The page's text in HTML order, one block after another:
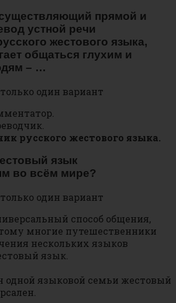
прямой и
устной речи
жестового языка,
общаться глухим и
– …
один вариант
русского жестового языка.
язык
во всём мире?
один вариант
способ общения,
многие путешественники
нескольких языков
язык.
одной языковой семьи жестовый